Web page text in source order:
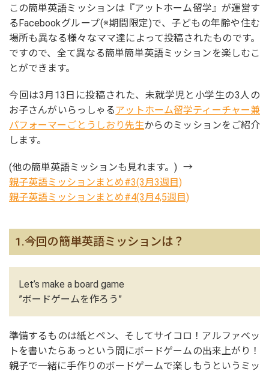
この簡単英語ミッションは『アットホーム留学』が運営す
るFacebookグループ(※期間限定)で、子どもの年齢や住む
場所も異なる様々なママ達によって投稿されたものです。
ですので、全て異なる簡単簡単英語ミッションを楽しむこ
とができます。
今回は3月13日に投稿された、未就学児と小学生の3人の
お子さんがいらっしゃるアットホーム留学ティーチャー兼
パフォーマーごとうしおり先生からのミッションをご紹介
します。
(他の簡単英語ミッションも見れます。) →
親子英語ミッションまとめ#3(3月3週目)
親子英語ミッションまとめ#4(3月4,5週目)
1.今回の簡単英語ミッションは？
Let’s make a board game
”ボードゲームを作ろう”
準備するものは紙とペン、そしてサイコロ！アルファベッ
トを書いたらあっという間にボードゲームの出来上がり！
親子で一緒に手作りのボードゲームで楽しもうというミッ